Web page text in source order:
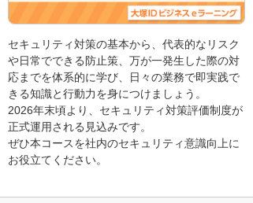
セキュリティ対策の基本から、代表的なリスク
や日常でできる防止策、万が一発生した際の対
応までを体系的に学び、日々の業務で即実践で
きる知識と行動力を身につけましょう。
2026年末頃より、セキュリティ対策評価制度が
正式運用される見込みです。
ぜひ本コースを社内のセキュリティ意識向上に
お役立てください。